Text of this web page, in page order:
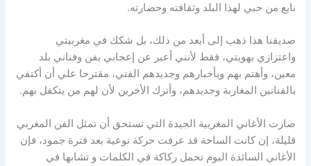
نابع من حبي لهذا البلد وثقافته وحضارته.
صديقنا هذا ذهب إلى أبعد من ذلك، بل شكك في مغربيتي
واعتزازي بهويتي، فقط لأنني أعبر عن إعجابي بفن وفناني بلد
معين، وأهتم بهم وبأخبارهم وجديدهم الفني، مقترحا علي أن أكتفي
بالفنانين المغاربة وجديدهم، وأترك الأخرين لأن لهم من يتكفل بهم.
صارت الأغاني المغربية الجيدة التي تستحق أن تمثل الفن المغربي
قليلة، إن كانت الساحة قد عرفت حركة نوعية بعد فترة جمود، فإن
الأغاني السائدة اليوم تحمل ركاكة في الكلمات و تشابها في